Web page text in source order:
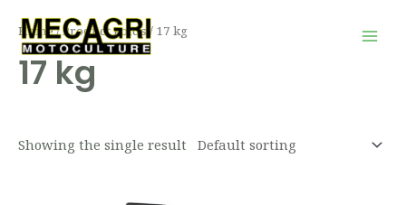
contenu
Home/ Product Poids / 17 kg
17 kg
Showing the single result